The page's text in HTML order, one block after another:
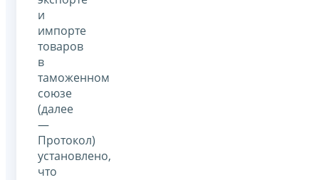
и
импорте
товаров
в
таможенном
союзе
(далее
—
Протокол)
установлено,
что